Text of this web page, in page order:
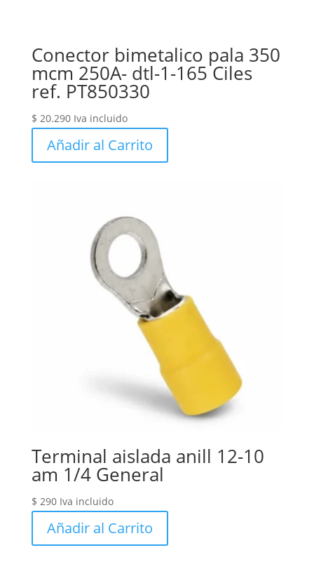
Conector bimetalico pala 350
mcm 250A- dtl-1-165 Ciles
ref. PT850330
$ 20.290 Iva incluido
Añadir al Carrito
Terminal aislada anill 12-10
am 1/4 General
$ 290 Iva incluido
Añadir al Carrito